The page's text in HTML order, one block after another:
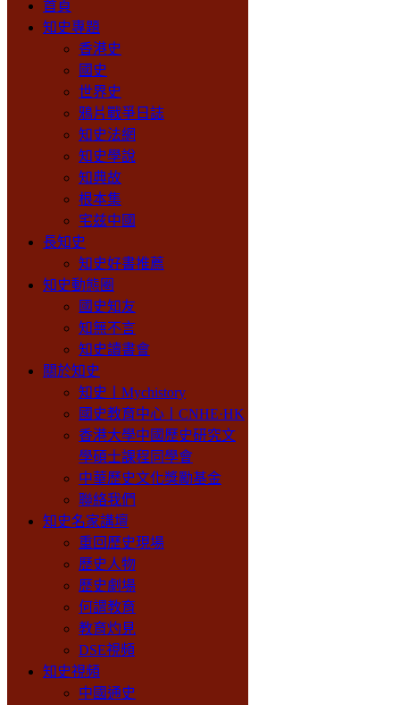
首頁
知史專題
香港史
國史
世界史
鴉片戰爭日誌
知史法網
知史學說
知典故
根本集
宅兹中國
長知史
知史好書推薦
知史動態圈
國史知友
知無不言
知史讀書會
關於知史
知史丨Mychistory
國史教育中心丨CNHE·HK
香港大學中國歷史研究文
學碩士課程同學會
中華歷史文化獎勵基金
聯絡我們
知史名家講壇
重回歷史現場
歷史人物
歷史劇場
何謂教育
教育灼見
DSE視頻
知史視頻
中國通史